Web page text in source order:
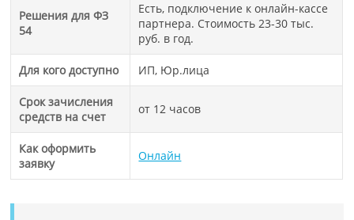
Решения для ФЗ
54
Есть, подключение к онлайн-кассе
партнера. Стоимость 23-30 тыс.
руб. в год.
Для кого доступно ИП, Юр.лица
Срок зачисления
средств на счет
от 12 часов
Как оформить
заявку
Онлайн